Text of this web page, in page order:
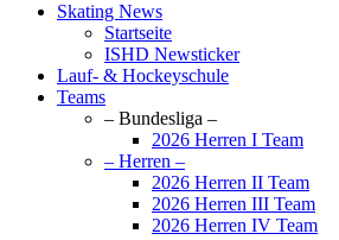
Skating News
Startseite
ISHD Newsticker
Lauf- & Hockeyschule
Teams
– Bundesliga –
2026 Herren I Team
– Herren –
2026 Herren II Team
2026 Herren III Team
2026 Herren IV Team